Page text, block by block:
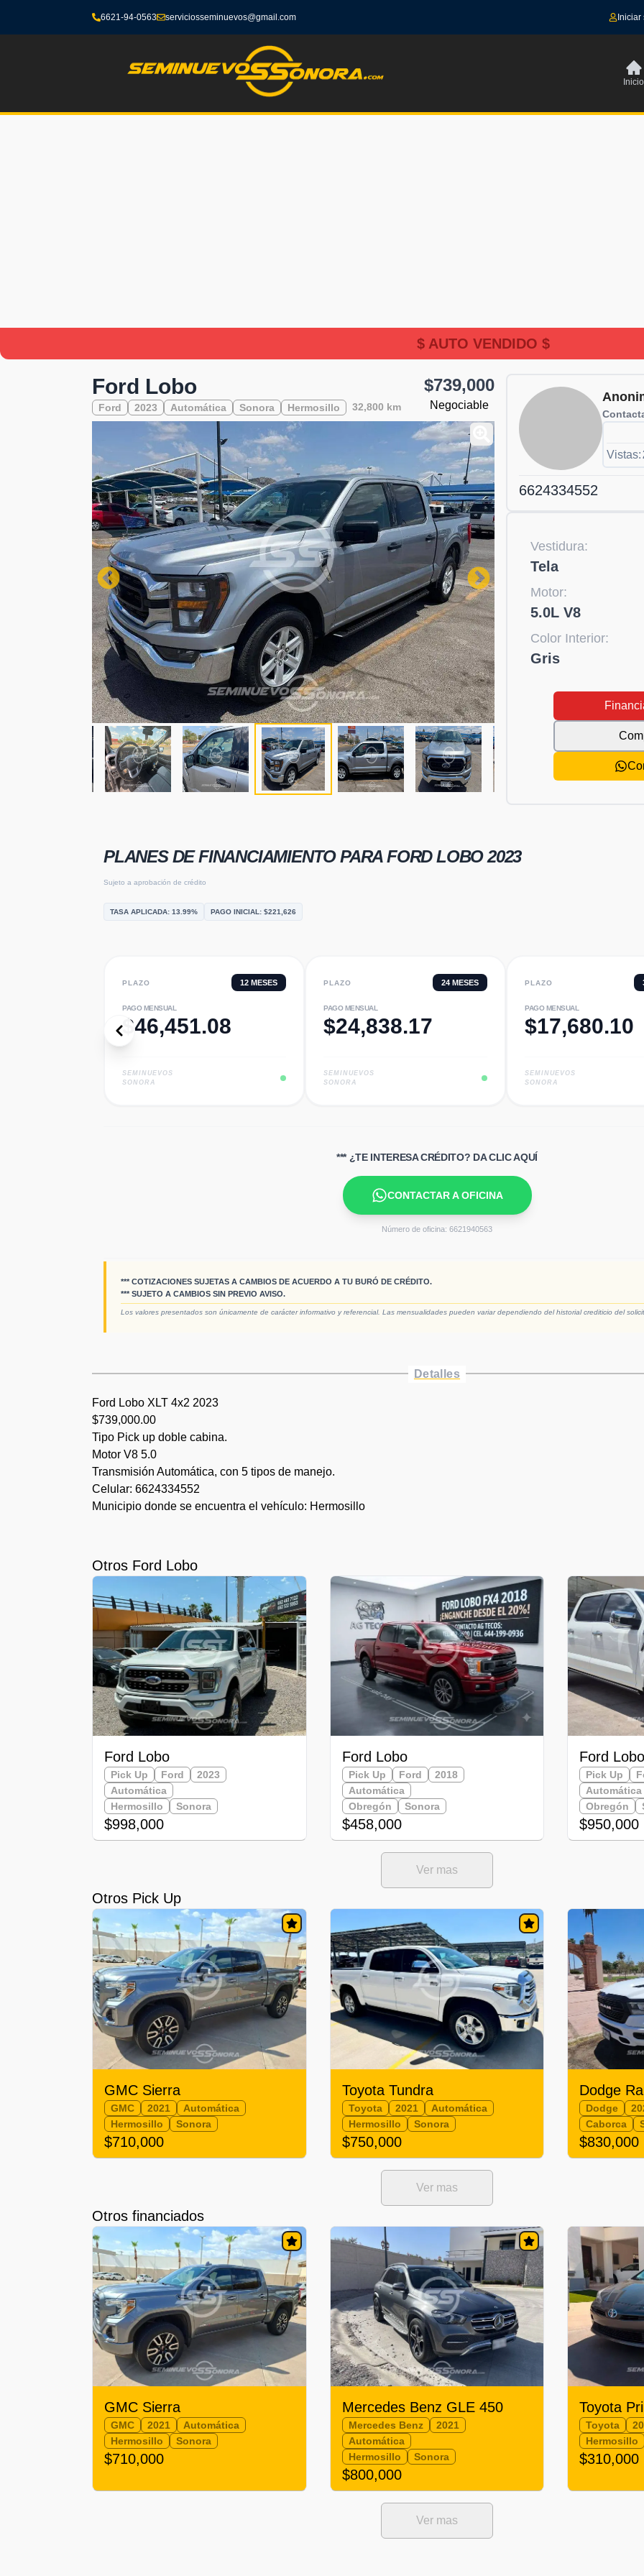
6621-94-0563 serviciosseminuevos@gmail.com Iniciar
Inicio
$ AUTO VENDIDO $
Ford Lobo
Ford 2023 Automática Sonora Hermosillo 32,800 km
$739,000
Negociable
Vistas:
6624334552
Vestidura:
Tela
Motor:
5.0L V8
Color Interior:
Gris
PLANES DE FINANCIAMIENTO PARAFORD LOBO 2023
Sujeto a aprobación de crédito
TASA APLICADA: 13.99% PAGO INICIAL: $221,626
PLAZO 12 MESES
PAGO MENSUAL
$46,451.08
SEMINUEVOS
SONORA
PLAZO 24 MESES
PAGO MENSUAL
$24,838.17
SEMINUEVOS
SONORA
PLAZO
PAGO MENSUAL
$17,680.10
SEMINUEVOS
SONORA
*** ¿TE INTERESA CRÉDITO? DA CLIC AQUÍ
CONTACTAR A OFICINA
Número de oficina: 6621940563
*** COTIZACIONES SUJETAS A CAMBIOS DE ACUERDO A TU BURÓ DE CRÉDITO.
*** SUJETO A CAMBIOS SIN PREVIO AVISO.
Los valores presentados son únicamente de carácter informativo y referencial. Las mensualidades pueden variar dependiendo del historial crediticio del
Detalles
Ford Lobo XLT 4x2 2023
$739,000.00
Tipo Pick up doble cabina.
Motor V8 5.0
Transmisión Automática, con 5 tipos de manejo.
Celular: 6624334552
Municipio donde se encuentra el vehículo: Hermosillo
Otros Ford Lobo
Ford Lobo
Pick Up Ford
2023
Automática
Hermosillo
Sonora
$998,000
Ford Lobo
Pick Up Ford
2018
Automática
Obregón
Sonora
$458,000
Ford Lobo
Pick Up
Automática
Obregón
$950,000
Ver mas
Otros Pick Up
GMC Sierra
GMC 2021
Automática
Hermosillo
Sonora
$710,000
Toyota Tundra
Toyota 2021
Automática
Hermosillo
Sonora
$750,000
Dodge
Dodge
Caborca
$830,000
Ver mas
Otros financiados
GMC Sierra
GMC 2021
Automática
Hermosillo
Sonora
$710,000
Mercedes Benz GLE 450
Mercedes Benz
2021
Automática
Hermosillo
Sonora
$800,000
Toyota
Toyota
Hermosillo
$310,000
Ver mas